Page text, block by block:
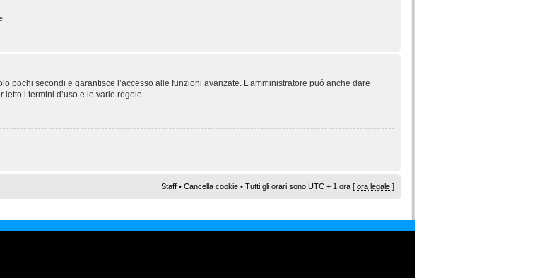
pochi secondi e garantisce l’accesso alle funzioni avanzate. L’amministratore puó anche dare
i termini d’uso e le varie regole.
Staff • Cancella cookie • Tutti gli orari sono UTC + 1 ora [ ora legale ]